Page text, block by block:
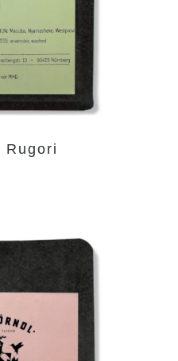
Rugori